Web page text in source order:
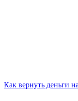
Как вернуть деньги